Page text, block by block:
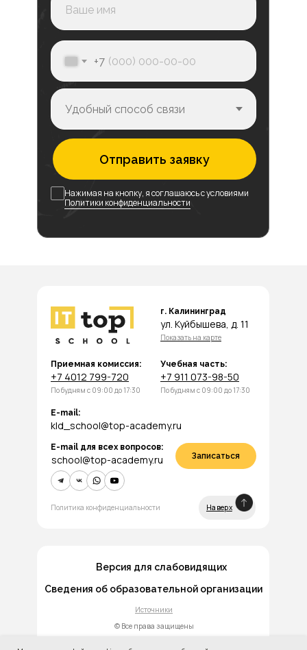
+7
Отправить заявку
Нажимая на кнопку, я соглашаюсь с условиями
Политики конфиденциальности
Наверх
Политика конфиденциальности
По будням с 09:00 до 17:30
г. Калининград
Приемная комиссия:
kld_school@top-academy.ru
По будням с 09:00 до 17:30
Учебная часть:
E-mail:
ул. Куйбышева, д. 11
Показать на карте
school@top-academy.ru
E-mail для всех вопросов:
Записаться
+7 4012 799-720 +7 911 073-98-50
Версия для слабовидящих
Сведения об образовательной организации
Источники
© Все права защищены